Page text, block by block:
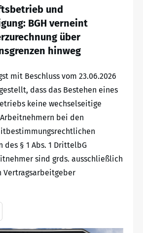
und
BGH verneint
über
hinweg
mit Beschluss vom 23.06.2026
dass das Bestehen eines
keine wechselseitige
bei den
des § 1 Abs. 1 DrittelbG
sind grds. ausschließlich
Vertragsarbeitgeber